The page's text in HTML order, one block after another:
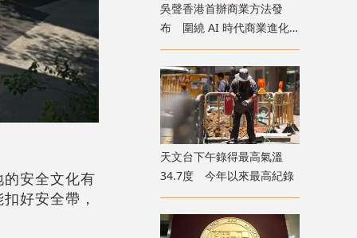
安全文化有
好安全帶，
吳聲香港首辦商業方法發
布 圍繞 AI 時代商業進化
探討未來趨勢
天文台下午錄得最高氣溫
34.7度 今年以來最高紀錄